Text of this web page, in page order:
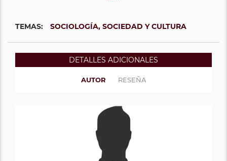
TEMAS: SOCIOLOGÍA, SOCIEDAD Y CULTURA
DETALLES ADICIONALES
AUTOR RESEÑA